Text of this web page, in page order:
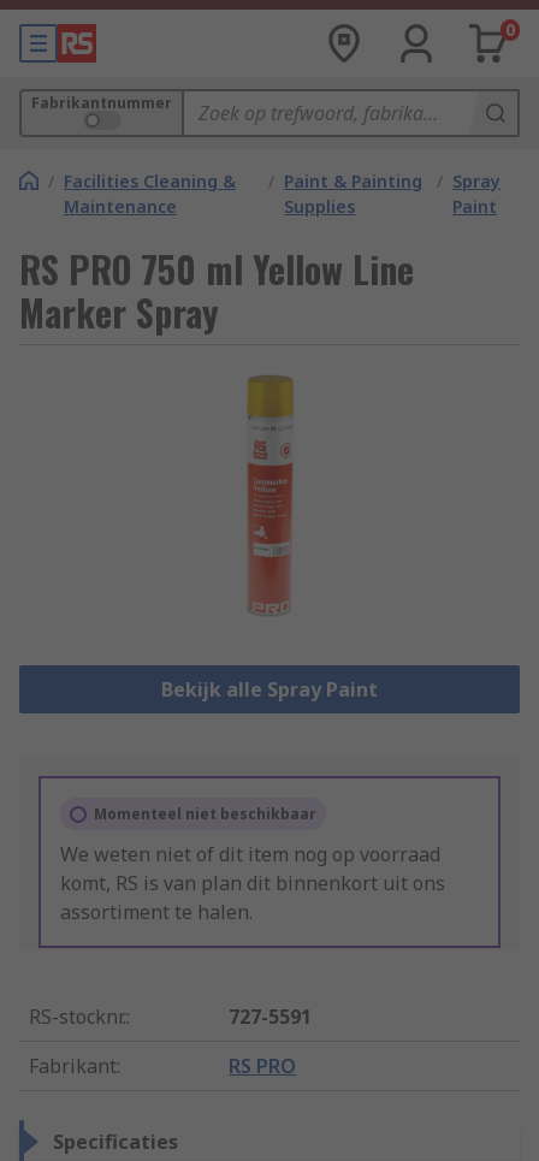
0
Fabrikantnummer
/ Facilities Cleaning &
Maintenance
/ Paint & Painting
Supplies
/ Spray
Paint
RS PRO 750 ml Yellow Line
Marker Spray
Bekijk alle Spray Paint
Momenteel niet beschikbaar
We weten niet of dit item nog op voorraad
komt, RS is van plan dit binnenkort uit ons
assortiment te halen.
RS-stocknr.:
727-5591
Fabrikant: RS PRO
Specificaties